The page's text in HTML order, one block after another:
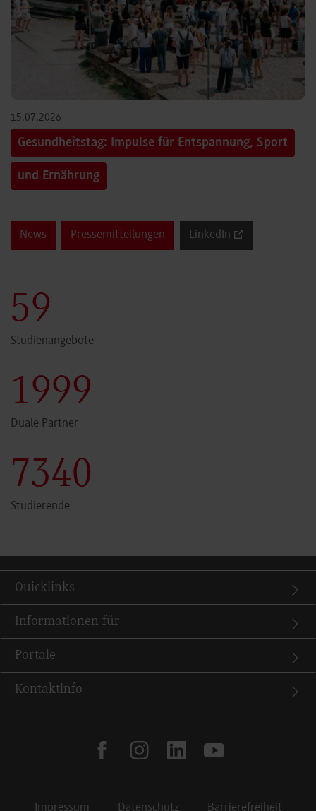
15.07.2026
Gesundheitstag: Impulse für Entspannung, Sport
und Ernährung
News Pressemitteilungen LinkedIn
60
Studienangebote
2000
Duale Partner
7341
Studierende
Quicklinks
Informationen für
Portale
Kontaktinfo
facebookinstagramlinkedin youtube